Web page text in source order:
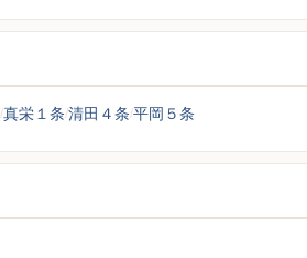
真栄１条 清田４条 平岡５条